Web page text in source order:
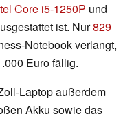
Core i5-1250P und
ist. Nur829
Notebook verlangt,
Euro fällig.
Laptop außerdem
Akku sowie das